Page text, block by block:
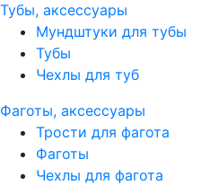
Тубы, аксессуары
Мундштуки для тубы
Тубы
Чехлы для туб
Фаготы, аксессуары
Трости для фагота
Фаготы
Чехлы для фагота